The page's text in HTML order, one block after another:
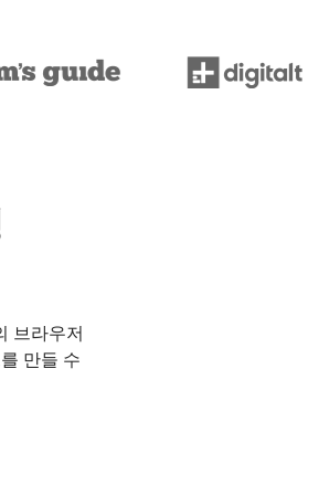
브라우저
만들 수